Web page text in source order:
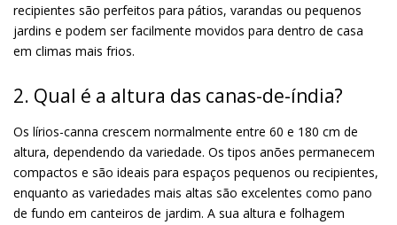
recipientes são perfeitos para pátios, varandas ou pequenos
jardins e podem ser facilmente movidos para dentro de casa
em climas mais frios.
2. Qual é a altura das canas-de-índia?
Os lírios-canna crescem normalmente entre 60 e 180 cm de
altura, dependendo da variedade. Os tipos anões permanecem
compactos e são ideais para espaços pequenos ou recipientes,
enquanto as variedades mais altas são excelentes como pano
de fundo em canteiros de jardim. A sua altura e folhagem